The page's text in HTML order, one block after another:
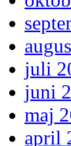
juli
juni
maj
april